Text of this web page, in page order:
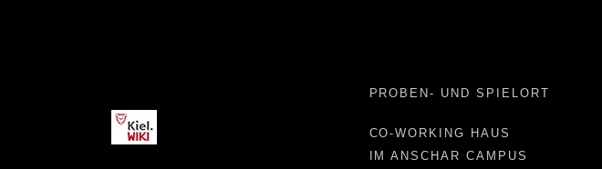
PROBEN- UND SPIELORT
CO-WORKING HAUS
IM ANSCHAR CAMPUS